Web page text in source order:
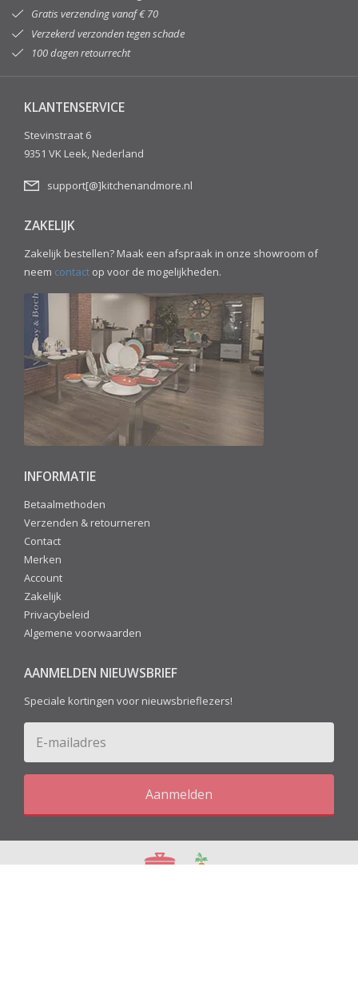
Gratis verzending vanaf € 70
Verzekerd verzonden tegen schade
100 dagen retourrecht
KLANTENSERVICE
Stevinstraat 6
9351 VK Leek, Nederland
support[@]kitchenandmore.nl
ZAKELIJK
Zakelijk bestellen? Maak een afspraak in onze showroom of
neem contact op voor de mogelijkheden.
INFORMATIE
Betaalmethoden
Verzenden & retourneren
Contact
Merken
Account
Zakelijk
Privacybeleid
Algemene voorwaarden
AANMELDEN NIEUWSBRIEF
Speciale kortingen voor nieuwsbrieflezers!
Aanmelden